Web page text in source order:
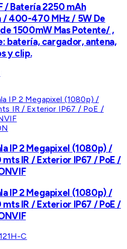
/ Batería 2250 mAh
400-470 MHz / 5W De
1500mW Mas Potente/ ,
batería, cargador, antena,
y clip.
IP 2 Megapixel (1080p) /
IR / Exterior IP67 / PoE /
IP 2 Megapixel (1080p) /
IR / Exterior IP67 / PoE /
C